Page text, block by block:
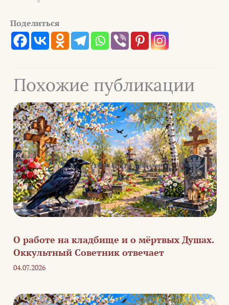
Поделиться
Похожие публикации
О работе на кладбище и о мёртвых Душах.
Оккультный Советник отвечает
04.07.2026